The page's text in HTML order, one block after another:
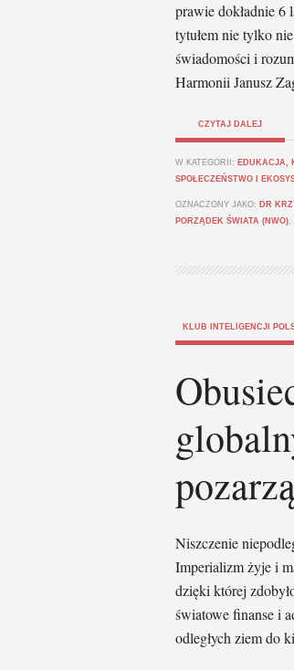
prawie dokładnie
tytułem nie tylko
świadomości i
Harmonii Janusz
CZYTAJ DALEJ
W KATEGORII: EDUKACJA,
SPOŁECZEŃSTWO I
OZNACZONY JAKO: DR
PORZĄDEK ŚWIATA (NWO),
KLUB INTELIGENCJI
Niszczenie
Imperializm żyje i
dzięki której
światowe finanse i
odległych ziem do